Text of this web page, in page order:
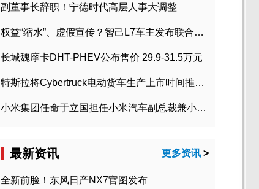
副董事长辞职！宁德时代高层人事大调整
权益“缩水”、虚假宣传？智己L7车主发布联合维权声明
长城魏摩卡DHT-PHEV公布售价 29.9-31.5万元
特斯拉将Cybertruck电动货车生产上市时间推迟到2023年初
小米集团任命于立国担任小米汽车副总裁兼小米汽车北京总部政委
最新资讯 更多资讯 >
全新前脸！东风日产NX7官图发布